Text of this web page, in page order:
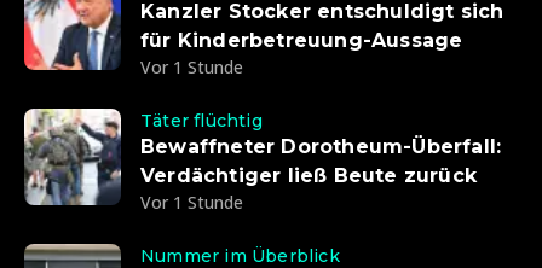
Kanzler Stocker entschuldigt sich
für Kinderbetreuung-Aussage
Vor 1 Stunde
Täter flüchtig
Bewaffneter Dorotheum-Überfall:
Verdächtiger ließ Beute zurück
Vor 1 Stunde
Nummer im Überblick